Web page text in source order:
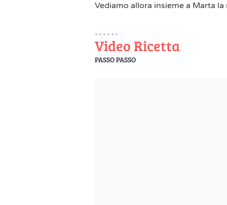
Vediamo allora insieme a Marta
Video Ricetta
PASSO PASSO